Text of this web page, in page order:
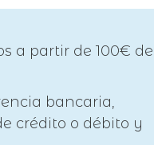
a partir de 100€ de
bancaria,
crédito o débito y